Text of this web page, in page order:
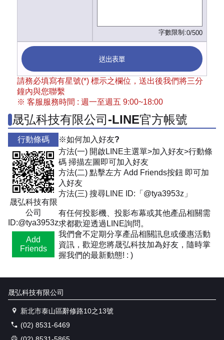
字數限制:0/500
送出表單
請務必填寫有星號(*) 標示之欄位，送出後我們將三分
鐘內與您聯繫
※ 客服服務時間 : 週一至週五 9:00~18:00
晟弘科技有限公司-LINE官方帳號
行動條碼
晟弘科技有限
公司
ID:@tya3953z
Add
Friends
※如何加入好友?
方法(一) 開啟LINE主選單>加入好友>行動條
碼 掃描左圖即可加入好友
方法(二) 點擊左方 Add Friends按鈕 即可加
入好友
方法(三) 搜尋LINE ID:「@tya3953z」
有任何投影機、投影布幕或其他產品相關需
求都歡迎透過LINE詢問。
我們會不定期分享產品相關訊息或優惠活動
資訊，歡迎您將晟弘科技加為好友，隨時掌
握我們的最新動態! : )
晟弘科技有限公司
新北市泰山區辭修路10之13號
(02) 8531-6469